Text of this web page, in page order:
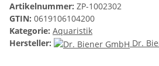
Artikelnummer: ZP-1002302
GTIN: 0619106104200
Kategorie: Aquaristik
Hersteller:
Dr.